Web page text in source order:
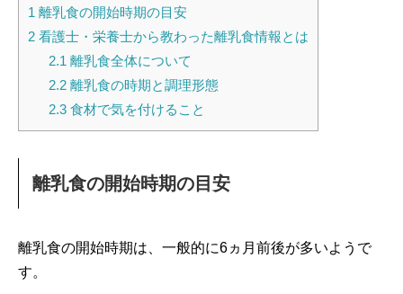
1 離乳食の開始時期の目安
2 看護士・栄養士から教わった離乳食情報とは
2.1 離乳食全体について
2.2離乳食の時期と調理形態
2.3食材で気を付けること
離乳食の開始時期の目安
離乳食の開始時期は、一般的に6ヵ月前後が多いようで
す。